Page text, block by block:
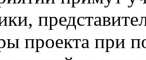
проекта при